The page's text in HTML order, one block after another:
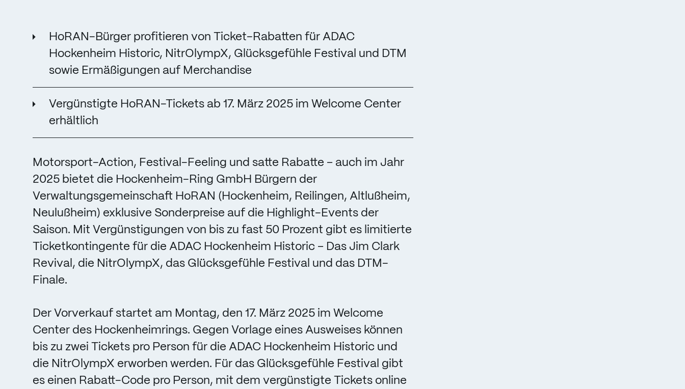
HoRAN-Bürger profitieren von Ticket-Rabatten für ADAC
Hockenheim Historic, NitrOlympX, Glücksgefühle Festival und DTM
sowie Ermäßigungen auf Merchandise
Vergünstigte HoRAN-Tickets ab 17. März 2025 im Welcome Center
erhältlich
Motorsport-Action, Festival-Feeling und satte Rabatte – auch im Jahr
2025 bietet die Hockenheim-Ring GmbH Bürgern der
Verwaltungsgemeinschaft HoRAN (Hockenheim, Reilingen, Altlußheim,
Neulußheim) exklusive Sonderpreise auf die Highlight-Events der
Saison. Mit Vergünstigungen von bis zu fast 50 Prozent gibt es limitierte
Ticketkontingente für die ADAC Hockenheim Historic – Das Jim Clark
Revival, die NitrOlympX, das Glücksgefühle Festival und das DTM-
Finale.
Der Vorverkauf startet am Montag, den 17. März 2025 im Welcome
Center des Hockenheimrings. Gegen Vorlage eines Ausweises können
bis zu zwei Tickets pro Person für die ADAC Hockenheim Historic und
die NitrOlympX erworben werden. Für das Glücksgefühle Festival gibt
es einen Rabatt-Code pro Person, mit dem vergünstigte Tickets online